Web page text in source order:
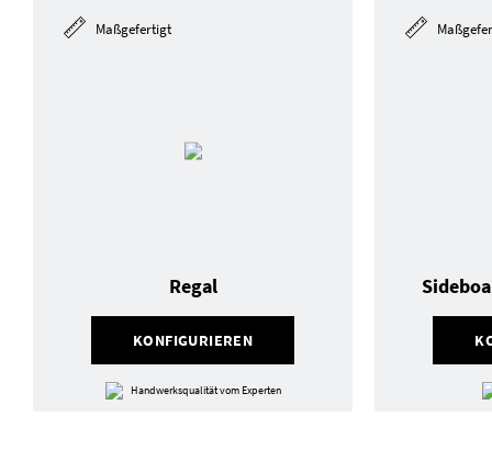
Maßgefertigt
KONFIGURIEREN
Regal
Handwerksqualität vom Experten